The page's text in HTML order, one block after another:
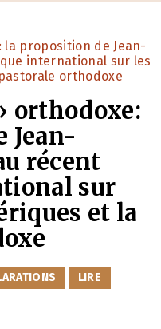
orthodoxe:
Jean-
récent
sur
et la
LIRE